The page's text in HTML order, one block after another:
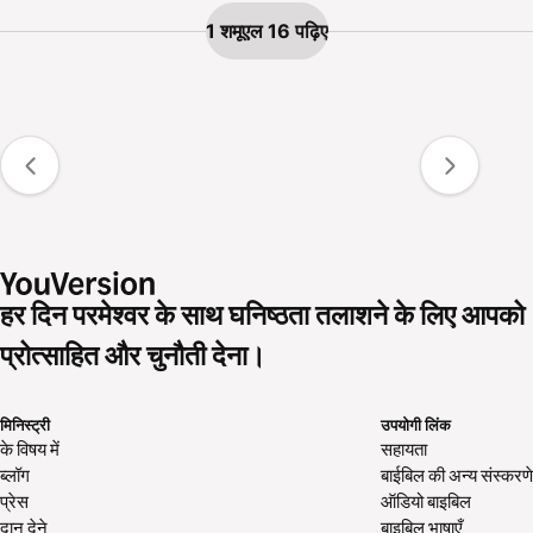
1 शमूएल 16 पढ़िए
हर दिन परमेश्वर के साथ घनिष्ठता तलाशने के लिए आपको
प्रोत्साहित और चुनौती देना।
मिनिस्ट्री
के विषय में
ब्लॉग
प्रेस
दान देने
उपयोगी लिंक
सहायता
बाईबिल की अन्य संस्करणे
ऑडियो बाइबिल
बाइबिल भाषाएँ